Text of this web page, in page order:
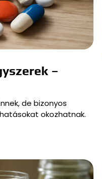
–
de bizonyos
okozhatnak.